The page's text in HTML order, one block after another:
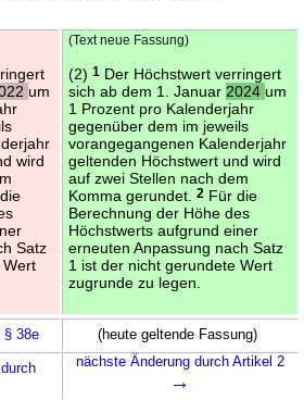
um
wird
Satz
(Text neue Fassung)
(2) 1Der Höchstwert verringert
sich ab dem 1. Januar 2024 um
1 Prozent pro Kalenderjahr
gegenüber dem im jeweils
vorangegangenen Kalenderjahr
geltenden Höchstwert und wird
auf zwei Stellen nach dem
Komma gerundet.
2Für die
Berechnung der Höhe des
Höchstwerts aufgrund einer
erneuten Anpassung nach Satz
1 ist der nicht gerundete Wert
zugrunde zu legen.
§ 38e (heute geltende Fassung)
nächste Änderung durch Artikel 2
→